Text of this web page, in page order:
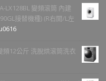
LX128BL 變頻滾筒 內建
接替機種) (R右開/L左
12公斤 洗脫烘滾筒洗衣